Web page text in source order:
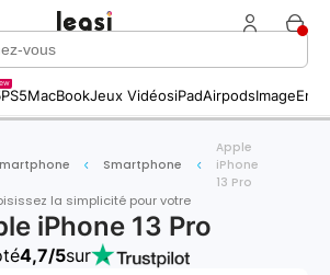
PS5MacBookJeux VidéosiPadAirpodsImage
Smartphone
Apple
iPhone
13 Pro
la simplicité pour votre
iPhone 13 Pro
4,7/5sur